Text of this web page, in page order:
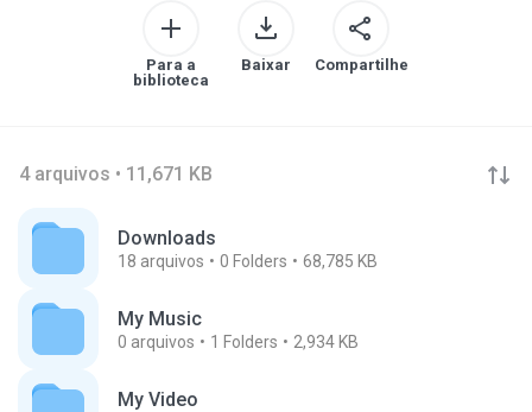
Para a
biblioteca
Baixar Compartilhe
4 arquivos • 11,671 KB
Downloads
18 arquivos 0 Folders 68,785 KB
My Music
0 arquivos 1 Folders 2,934 KB
My Video